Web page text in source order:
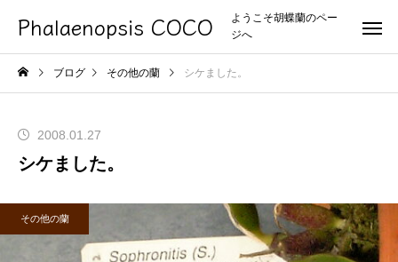
Phalaenopsis COCO
ようこそ胡蝶蘭のペー
ジへ
ブログ その他の蘭 シケました。
2008.01.27
シケました。
その他の蘭